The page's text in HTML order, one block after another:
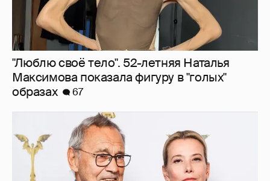
В сети появилось архивное фото Андрея
Кончаловского и Юлии Высоцкой на
отдыхе в Италии
23